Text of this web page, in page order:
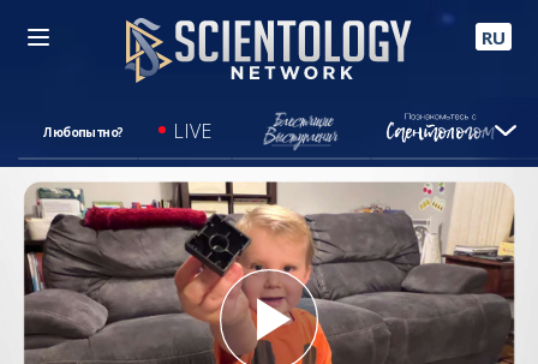
RU
Любопытно? LIVE